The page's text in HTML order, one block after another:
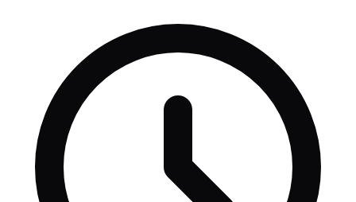
Genel bir düzenleme yaparsınız, kanuni düzenleme ve o düzenleme
kimin için geçerliyse herkes ondan istifade eder” dedi.